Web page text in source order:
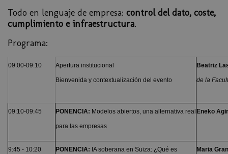
Todo en lenguaje de empresa: control del dato, coste,
cumplimiento e infraestructura.
Programa:
09:00-09:10 Apertura institucional
Bienvenida y contextualización del evento
Beatriz
de la
09:10-09:45 PONENCIA: Modelos abiertos, una alternativa real
para las empresas
Eneko
9:45 - 10:20 PONENCIA: IA soberana en Suiza: ¿Qué es Maria